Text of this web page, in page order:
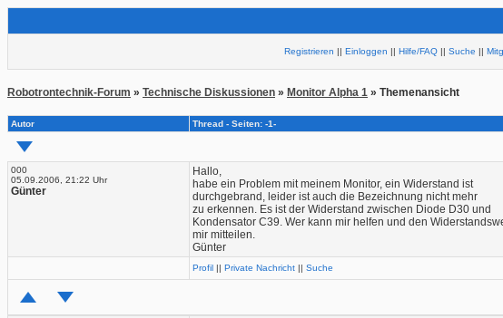
Registrieren || Einloggen || Hilfe/FAQ|| Suche ||
Robotrontechnik-Forum » Technische Diskussionen » Monitor Alpha 1 » Themenansicht
Autor Thread - Seiten: -1-
000
05.09.2006, 21:22 Uhr
Günter
Hallo,
habe ein Problem mit meinem Monitor, ein Widerstand ist
durchgebrand, leider ist auch die Bezeichnung nicht mehr
zu erkennen. Es ist der Widerstand zwischen Diode D30 und
Kondensator C39. Wer kann mir helfen und den
mir mitteilen.
Günter
Profil || Private Nachricht || Suche